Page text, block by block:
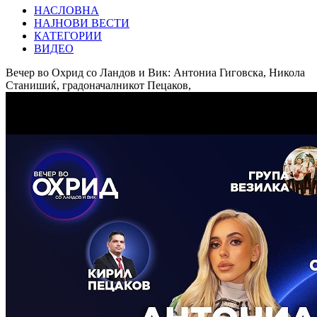
НАСЛОВНА
НАЈНОВИ ВЕСТИ
КАТЕГОРИИ
ВИДЕО
Вечер во Охрид со Ландов и Вик: Антониа Гиговска, Никола
Станишиќ, градоначалникот Пецаков,